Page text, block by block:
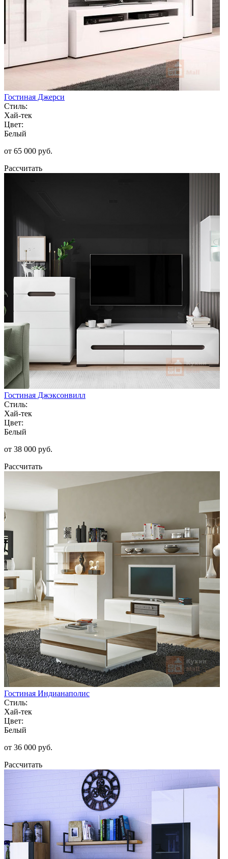
Гостиная Джерси
Стиль:
Хай-тек
Цвет:
Белый
от 65 000 руб.
Рассчитать
Гостиная Джэксонвилл
Стиль:
Хай-тек
Цвет:
Белый
от 38 000 руб.
Рассчитать
Гостиная Индианаполис
Стиль:
Хай-тек
Цвет:
Белый
от 36 000 руб.
Рассчитать